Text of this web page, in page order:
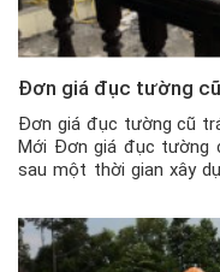
Đơn giá đục tường
Đơn giá đục tường cũ
Mới Đơn giá đục tường
sau một thời gian xây